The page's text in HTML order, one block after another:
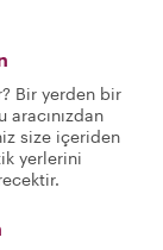
Bir yerden bir
size içeriden
yerlerini